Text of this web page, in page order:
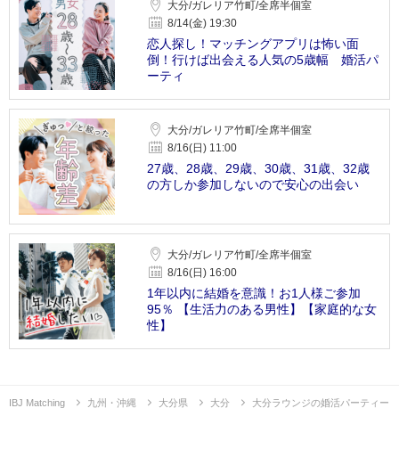
大分/ガレリア竹町/全席半個室
8/14(金) 19:30
恋人探し！マッチングアプリは怖い面
倒！行けば出会える人気の5歳幅 婚活パ
ーティ
大分/ガレリア竹町/全席半個室
8/16(日) 11:00
27歳、28歳、29歳、30歳、31歳、32歳
の方しか参加しないので安心の出会い
大分/ガレリア竹町/全席半個室
8/16(日) 16:00
1年以内に結婚を意識！お1人様ご参加
95％ 【生活力のある男性】【家庭的な女
性】
IBJ Matching 九州・沖縄 大分県 大分 大分ラウンジの婚活パーティー